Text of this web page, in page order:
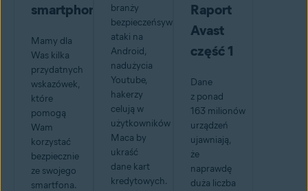
smartphonu
Mamy dla
Was kilka
przydatnych
wskazówek,
które
pomogą
Wam
korzystać
bezpiecznie
ze swojego
smartfona.
branży
bezpieczeńsywa:
ataki na
Android,
nadużycia
Youtube,
hakerzy
celują w
użytkowników
Maca by
ukraść
dane kart
kredytowych.
Raport
Avast
część 1
Dane
z ponad
163 milionów
urządzeń
ujawniają,
że
naprawdę
duża liczba